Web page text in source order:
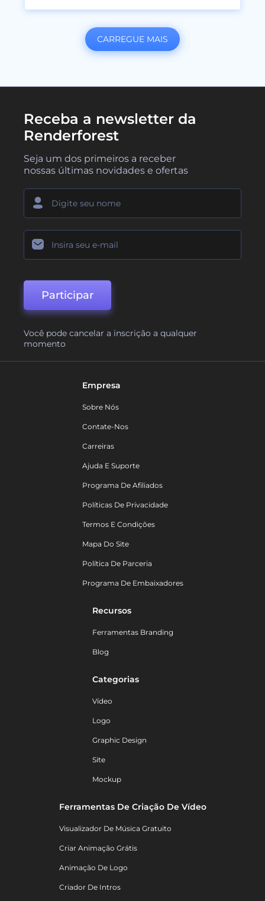
CARREGUE MAIS
Receba a newsletter da
Renderforest
Seja um dos primeiros a receber
nossas últimas novidades e ofertas
Participar
Você pode cancelar a inscrição a qualquer
momento
Empresa
Sobre Nós
Contate-Nos
Carreiras
Ajuda E Suporte
Programa De Afiliados
Políticas De Privacidade
Termos E Condições
Mapa Do Site
Política De Parceria
Programa De Embaixadores
Recursos
Ferramentas Branding
Blog
Categorias
Vídeo
Logo
Graphic Design
Site
Mockup
Ferramentas De Criação De Vídeo
Visualizador De Música Gratuito
Criar Animação Grátis
Animação De Logo
Criador De Intros